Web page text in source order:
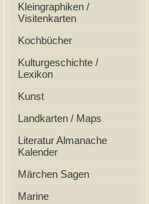
Kleingraphiken /
Visitenkarten
Kochbücher
Kulturgeschichte /
Lexikon
Kunst
Landkarten / Maps
Literatur Almanache
Kalender
Märchen Sagen
Marine